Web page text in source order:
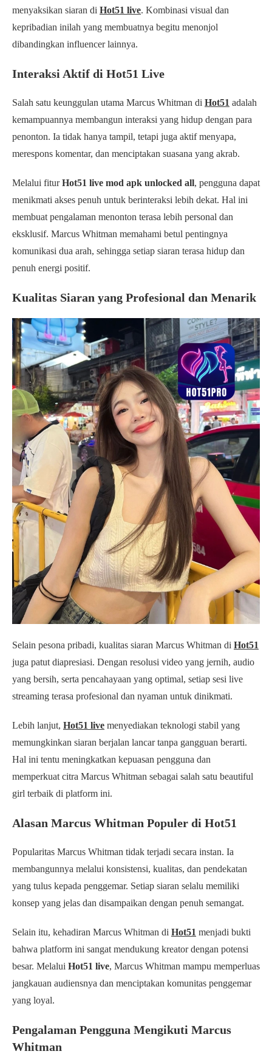
menyaksikan siaran di Hot51 live. Kombinasi visual dan
kepribadian inilah yang membuatnya begitu menonjol
dibandingkan influencer lainnya.
Interaksi Aktif di Hot51 Live
Salah satu keunggulan utama Marcus Whitman di Hot51 adalah
kemampuannya membangun interaksi yang hidup dengan para
penonton. Ia tidak hanya tampil, tetapi juga aktif menyapa,
merespons komentar, dan menciptakan suasana yang akrab.
Melalui fiturHot51 live mod apk unlocked all, pengguna dapat
menikmati akses penuh untuk berinteraksi lebih dekat. Hal ini
membuat pengalaman menonton terasa lebih personal dan
eksklusif. Marcus Whitman memahami betul pentingnya
komunikasi dua arah, sehingga setiap siaran terasa hidup dan
penuh energi positif.
Kualitas Siaran yang Profesional dan Menarik
Selain pesona pribadi, kualitas siaran Marcus Whitman di Hot51
juga patut diapresiasi. Dengan resolusi video yang jernih, audio
yang bersih, serta pencahayaan yang optimal, setiap sesi live
streaming terasa profesional dan nyaman untuk dinikmati.
Lebih lanjut, Hot51 live menyediakan teknologi stabil yang
memungkinkan siaran berjalan lancar tanpa gangguan berarti.
Hal ini tentu meningkatkan kepuasan pengguna dan
memperkuat citra Marcus Whitman sebagai salah satu beautiful
girl terbaik di platform ini.
Alasan Marcus Whitman Populer di Hot51
Popularitas Marcus Whitman tidak terjadi secara instan. Ia
membangunnya melalui konsistensi, kualitas, dan pendekatan
yang tulus kepada penggemar. Setiap siaran selalu memiliki
konsep yang jelas dan disampaikan dengan penuh semangat.
Selain itu, kehadiran Marcus Whitman di Hot51 menjadi bukti
bahwa platform ini sangat mendukung kreator dengan potensi
besar. Melalui Hot51 live, Marcus Whitman mampu memperluas
jangkauan audiensnya dan menciptakan komunitas penggemar
yang loyal.
Pengalaman Pengguna Mengikuti Marcus
Whitman